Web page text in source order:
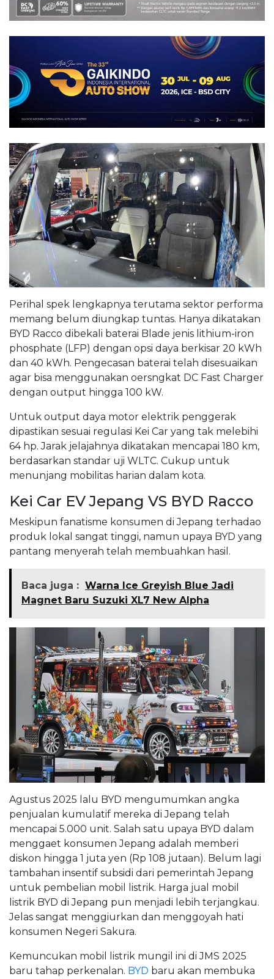
Perihal spek lengkapnya terutama sektor performa
memang belum diungkap tuntas. Hanya dikatakan
BYD Racco dibekali baterai Blade jenis lithium-iron
phosphate (LFP) dengan opsi daya berkisar 20 kWh
dan 40 kWh. Pengecasan baterai telah disesuaikan
agar bisa menggunakan oersngkat DC Fast Charger
dengan output hingga 100 kW.
Untuk output daya motor elektrik penggerak
dipastikan sesuai regulasi Kei Car yang tak melebihi
64 hp. Jarak jelajahnya dikatakan mencapai 180 km,
berdasarkan standar uji WLTC. Cukup untuk
menunjang mobilitas harian dalam kota.
Kei Car EV Jepang VS BYD Racco
Meskipun fanatisme konsumen di Jepang terhadao
produk lokal sangat tinggi, namun upaya BYD yang
pantang menyerah telah membuahkan hasil.
Baca juga : Warna Ice Greyish Blue Jadi
Magnet Baru Suzuki XL7 New Alpha
Agustus 2025 lalu BYD mengumumkan angka
penjualan kumulatif mereka di Jepang telah
mencapai 5.000 unit. Salah satu upaya BYD dalam
menggaet konsumen Jepang adalah memberi
diskon hingga 1 juta yen (Rp 108 jutaan). Belum lagi
tambahan insentif subsidi dari pemerintah Jepang
untuk pembelian mobil listrik. Harga jual mobil
listrik BYD di Jepang pun menjadi lebih terjangkau.
Jelas sangat menggiurkan dan menggoyah hati
konsumen Negeri Sakura.
Kemuncukan mobil listrik mungil ini di JMS 2025
baru tahap perkenalan. BYD baru akan membuka